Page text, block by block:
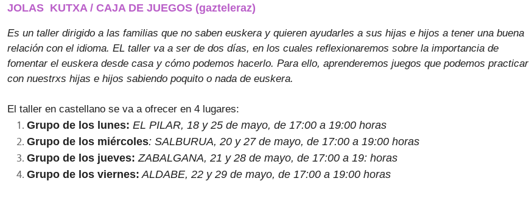
JOLAS KUTXA / CAJA DE JUEGOS (gazteleraz)
Es un taller dirigido a las familias que no saben euskera y quieren ayudarles a sus hijas e hijos a tener una buena
relación con el idioma. EL taller va a ser de dos días, en los cuales reflexionaremos sobre la importancia de
fomentar el euskera desde casa y cómo podemos hacerlo. Para ello, aprenderemos juegos que podemos practicar
con nuestrxs hijas e hijos sabiendo poquito o nada de euskera.
El taller en castellano se va a ofrecer en 4 lugares:
Grupo de los lunes: EL PILAR, 18 y 25 de mayo, de 17:00 a 19:00 horas
Grupo de los miércoles: SALBURUA, 20 y 27 de mayo, de 17:00 a 19:00 horas
Grupo de los jueves: ZABALGANA, 21 y 28 de mayo, de 17:00 a 19: horas
Grupo de los viernes: ALDABE, 22 y 29 de mayo, de 17:00 a 19:00 horas